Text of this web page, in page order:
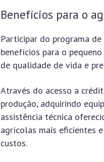
Benefícios para o
Participar do programa
benefícios para o
de qualidade de vida e
Através do acesso a
produção, adquirindo
assistência técnica
agrícolas mais eficientes
custos.